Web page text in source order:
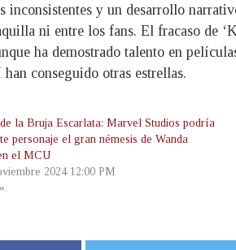
y un desarrollo
ni entre los fans. El fracaso de
ha demostrado talento en
conseguido otras estrellas.
la Bruja Escarlata: Marvel Studios podría
personaje el gran némesis de Wanda
el MCU
2024 12:00 PM